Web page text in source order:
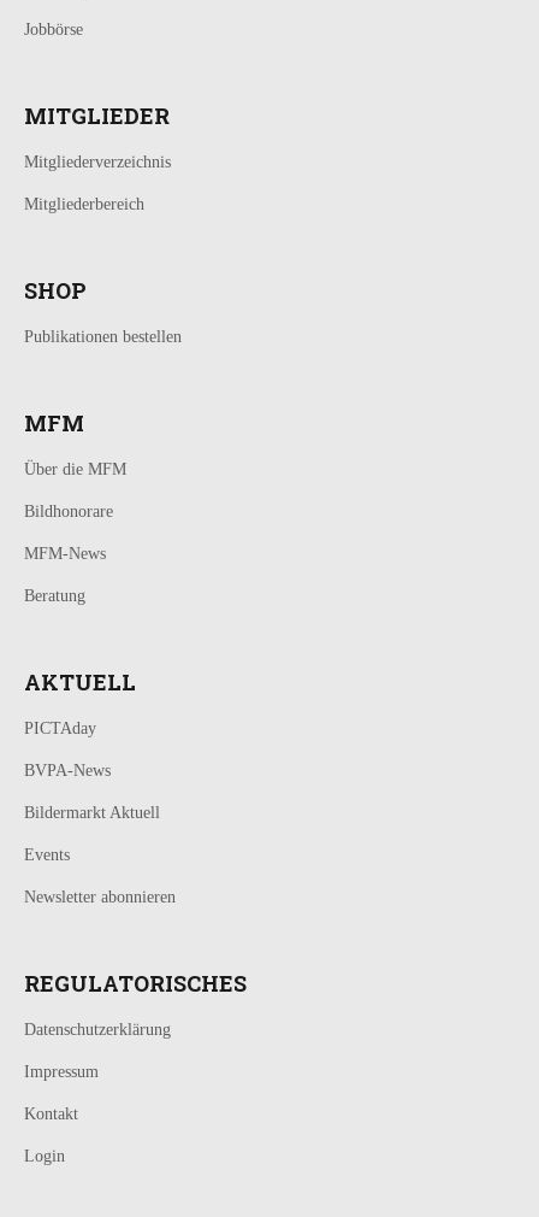
Jobbörse
MITGLIEDER
Mitgliederverzeichnis
Mitgliederbereich
SHOP
Publikationen bestellen
MFM
Über die MFM
Bildhonorare
MFM-News
Beratung
AKTUELL
PICTAday
BVPA-News
Bildermarkt Aktuell
Events
Newsletter abonnieren
REGULATORISCHES
Datenschutzerklärung
Impressum
Kontakt
Login